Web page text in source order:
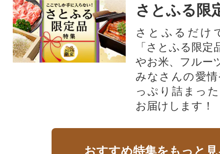
さとふる限
さとふるだけ
「さとふる限
やお米、フルー
みなさんの愛
っぷり詰まっ
お届けします！
おすすめ特集をもっと